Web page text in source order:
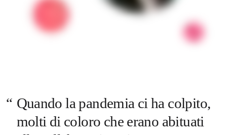
Quando la pandemia ci ha colpito,
molti di coloro che erano abituati